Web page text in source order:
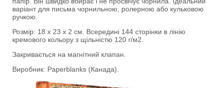
варіант для письма чорнильною, ролерною або кульковою
ручкою.
Розмір: 18 х 23 х 2 см. Всередині 144 сторінки в лінію
кремового кольору з щільністю 120 г/м2.
Закривається на магнітний клапан.
Виробник: Paperblanks (Канада).